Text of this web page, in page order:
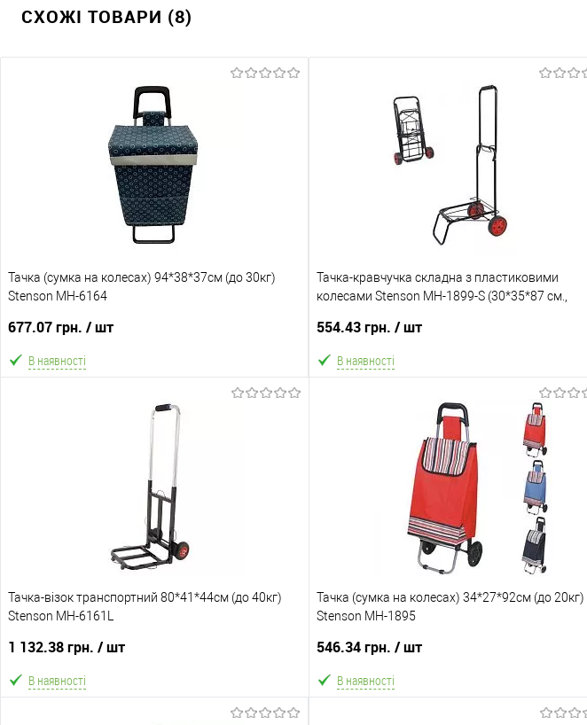
СХОЖІ ТОВАРИ (8)
Тачка (сумка на колесах) 94*38*37см (до 30кг)
Stenson MH-6164
677.07 грн. / шт
В наявності
В кошик
Відправка тільки Новою поштою протягом 2-5 днів
після передоплати 500 грн (упаковку оплачує
Тачка-кравчучка складна з пластиковими
колесами Stenson MH-1899-S (30*35*87 см.,
554.43 грн. / шт
В наявності
В кошик
Порівняння
Відправка тільки Новою поштою протягом 2-5 днів
після повної передоплати (упаковку оплачує
Тачка-візок транспортний 80*41*44см (до 40кг)
Stenson MH-6161L
1 132.38 грн. / шт
В наявності
Тачка (сумка на колесах) 34*27*92см (до 20кг)
Stenson MH-1895
546.34 грн. / шт
В наявності